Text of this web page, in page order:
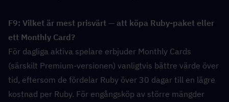
F9: Vilket är mest prisvärt — att köpa Ruby-paket eller
ett Monthly Card?
För dagliga aktiva spelare erbjuder Monthly Cards
(särskilt Premium-versionen) vanligtvis bättre värde över
tid, eftersom de fördelar Ruby över 30 dagar till en lägre
kostnad per Ruby. För engångsköp av större mängder